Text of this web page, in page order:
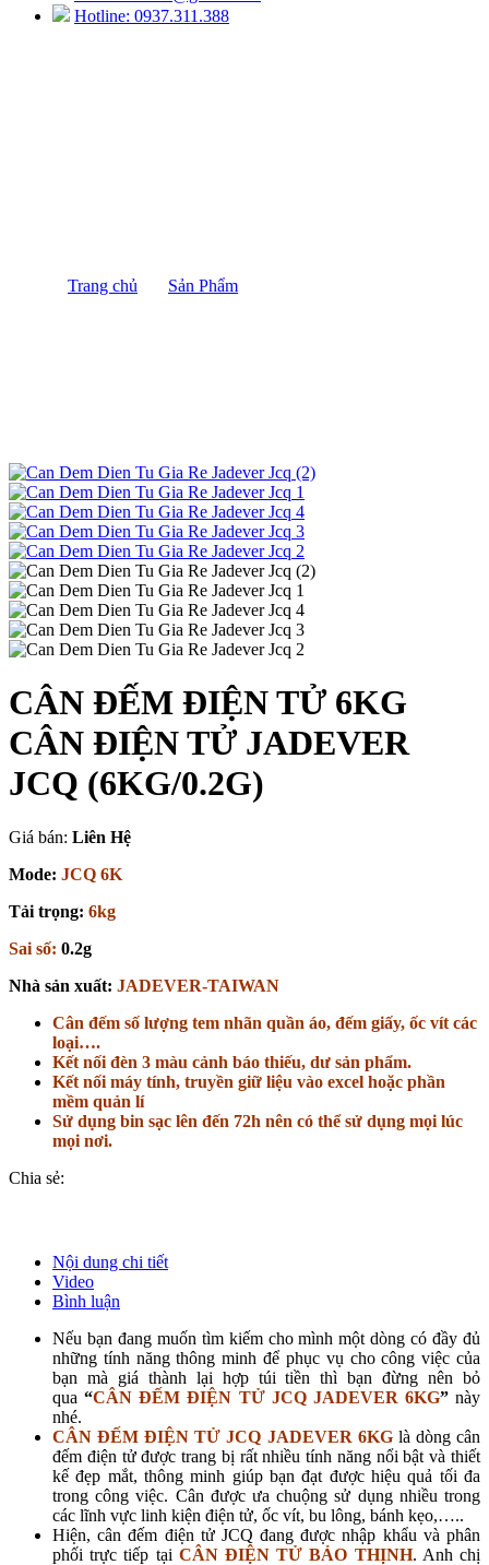
Hotline: 0937.311.388
Trang chủ Sản Phẩm
CÂN ĐẾM ĐIỆN TỬ 6KG
CÂN ĐIỆN TỬ JADEVER
JCQ (6KG/0.2G)
Giá bán: Liên Hệ
Mode: JCQ 6K
Tải trọng: 6kg
Sai số: 0.2g
Nhà sản xuất: JADEVER-TAIWAN
Cân đếm số lượng tem nhãn quần áo, đếm giấy, ốc vít các
loại….
Kết nối đèn 3 màu cảnh báo thiếu, dư sản phẩm.
Kết nối máy tính, truyền giữ liệu vào excel hoặc phần
mềm quản lí
Sử dụng bin sạc lên đến 72h nên có thể sử dụng mọi lúc
mọi nơi.
Chia sẻ:
Nội dung chi tiết
Video
Bình luận
Nếu bạn đang muốn tìm kiếm cho mình một dòng có đầy đủ
những tính năng thông minh để phục vụ cho công việc của
bạn mà giá thành lại hợp túi tiền thì bạn đừng nên bỏ
qua“CÂN ĐẾM ĐIỆN TỬ JCQ JADEVER 6KG”này
nhé.
CÂN ĐẾM ĐIỆN TỬ JCQ JADEVER 6KGlà dòng cân
đếm điện tử được trang bị rất nhiều tính năng nổi bật và thiết
kế đẹp mắt, thông minh giúp bạn đạt được hiệu quả tối đa
trong công việc. Cân được ưa chuộng sử dụng nhiều trong
các lĩnh vực linh kiện điện tử, ốc vít, bu lông, bánh kẹo,…..
Hiện, cân đếm điện tử JCQ đang được nhập khẩu và phân
phối trực tiếp tại CÂN ĐIỆN TỬ BẢO THỊNH. Anh chị